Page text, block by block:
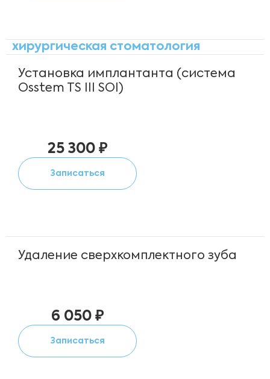
хирургическая стоматология
Установка имплантанта (система
Osstem TS III SOI)
25 300 ₽
Записаться
Удаление сверхкомплектного зуба
6 050 ₽
Записаться